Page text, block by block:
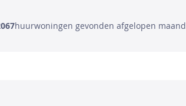
huurwoningen gevonden afgelopen maand